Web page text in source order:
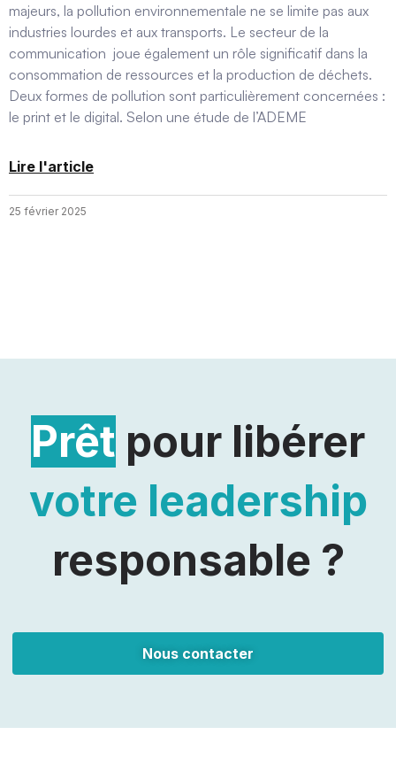
majeurs, la pollution environnementale ne se limite pas aux
industries lourdes et aux transports. Le secteur de la
communication joue également un rôle significatif dans la
consommation de ressources et la production de déchets.
Deux formes de pollution sont particulièrement concernées :
le print et le digital. Selon une étude de l’ADEME
Lire l'article
25 février 2025
Prêt pour libérer
votre leadership
responsable ?
Nous contacter